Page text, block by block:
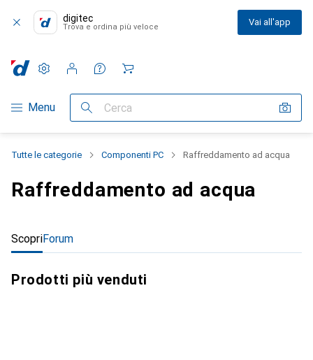
digitec
Trova e ordina più veloce Vai all'app
Categoria Navigazione
Menu Cerca
Impostazioni
Conto cliente
Liste di confronto
Liste dei desideri
Carrello
Tutte le categorie Componenti PC Raffreddamento ad acqua
Raffreddamento ad acqua
ScopriForum
Prodotti più venduti